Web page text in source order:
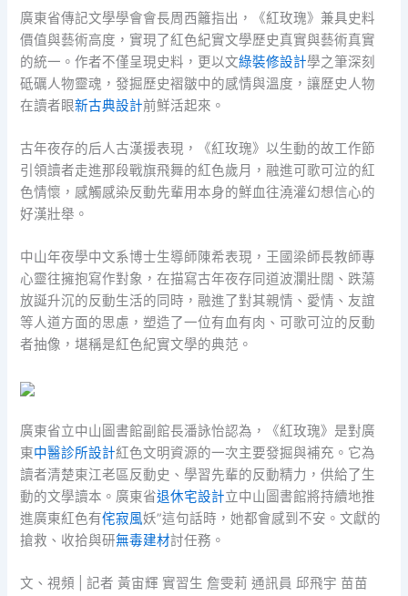
廣東省傳記文學學會會長周西籬指出，《紅玫瑰》兼具史料
價值與藝術高度，實現了紅色紀實文學歷史真實與藝術真實
的統一。作者不僅呈現史料，更以文綠裝修設計學之筆深刻
砥礪人物靈魂，發掘歷史褶皺中的感情與溫度，讓歷史人物
在讀者眼新古典設計前鮮活起來。
古年夜存的后人古漢援表現，《紅玫瑰》以生動的故工作節
引領讀者走進那段戰旗飛舞的紅色歲月，融進可歌可泣的紅
色情懷，感觸感染反動先輩用本身的鮮血往澆灌幻想信心的
好漢壯舉。
中山年夜學中文系博士生導師陳希表現，王國梁師長教師專
心靈往擁抱寫作對象，在描寫古年夜存同道波瀾壯闊、跌蕩
放誕升沉的反動生活的同時，融進了對其親情、愛情、友誼
等人道方面的思慮，塑造了一位有血有肉、可歌可泣的反動
者抽像，堪稱是紅色紀實文學的典范。
廣東省立中山圖書館副館長潘詠怡認為，《紅玫瑰》是對廣
東中醫診所設計紅色文明資源的一次主要發掘與補充。它為
讀者清楚東江老區反動史、學習先輩的反動精力，供給了生
動的文學讀本。廣東省退休宅設計立中山圖書館將持續地推
進廣東紅色有侘寂風妖”這句話時，她都會感到不安。文獻的
搶救、收拾與研無毒建材討任務。
文、視頻 | 記者 黃宙輝 實習生 詹雯莉 通訊員 邱飛宇 苗苗